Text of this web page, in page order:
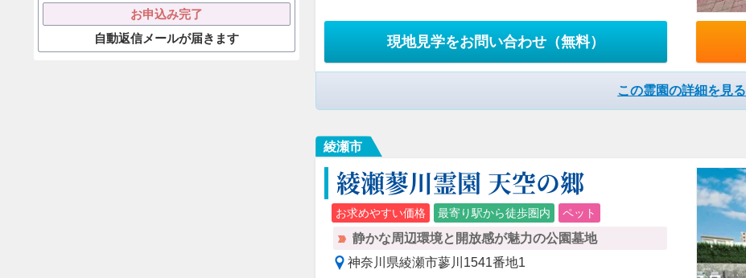
お申込み完了
自動返信メールが届きます
現地見学をお問い合わせ （無料）
この霊園の詳細を見る
綾瀬市
綾瀬蓼川霊園 天空の郷
お求めやすい価格 最寄り駅から徒歩圏内 ペット
静かな周辺環境と開放感が魅力の公園墓地
神奈川県綾瀬市蓼川1541番地1